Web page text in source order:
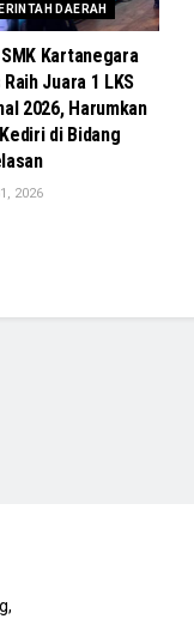
DAERAH
Kartanegara
Juara 1 LKS
2026, Harumkan
di Bidang
2026